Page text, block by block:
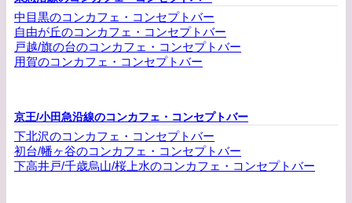
中目黒のコンカフェ・コンセプトバー
自由が丘のコンカフェ・コンセプトバー
戸越/旗の台のコンカフェ・コンセプトバー
用賀のコンカフェ・コンセプトバー
京王/小田急沿線のコンカフェ・コンセプトバー
下北沢のコンカフェ・コンセプトバー
初台/幡ヶ谷のコンカフェ・コンセプトバー
下高井戸/千歳烏山/桜上水のコンカフェ・コンセプトバー